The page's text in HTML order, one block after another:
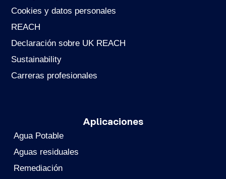
Cookies y datos personales
REACH
Declaración sobre UK REACH
Sustainability
Carreras profesionales
Aplicaciones
Agua Potable
Aguas residuales
Remediación